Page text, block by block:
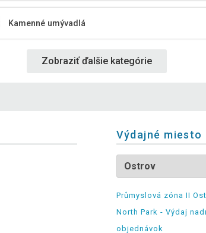
Kamenné umývadlá
Zobraziť ďalšie kategórie
Výdajné miesto
Průmyslová zóna II
North Park - Výdaj
objednávok